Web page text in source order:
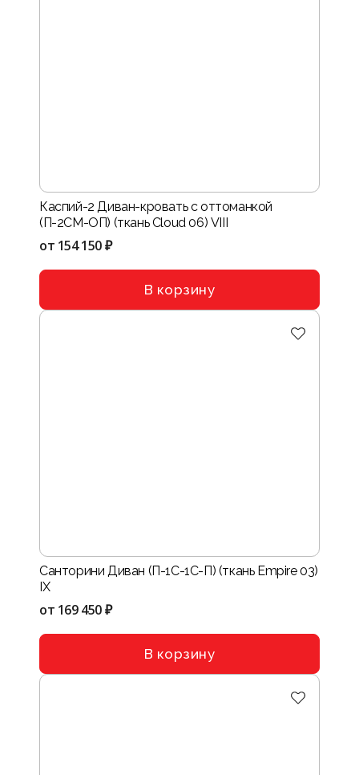
Каспий-2 Диван-кровать с оттоманкой
(П-2СМ-ОП) (ткань Cloud 06) VIII
от 154 150 ₽
В корзину
Санторини Диван (П-1С-1С-П) (ткань Empire 03)
IX
от 169 450 ₽
В корзину